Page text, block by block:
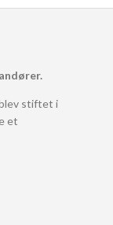
blev stiftet i
et